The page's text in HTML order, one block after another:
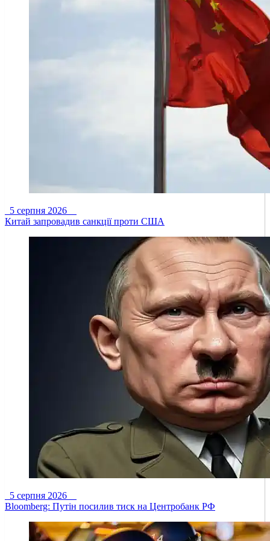
5 серпня 2026
Китай запровадив санкції проти США
5 серпня 2026
Bloomberg: Путін посилив тиск на Центробанк РФ